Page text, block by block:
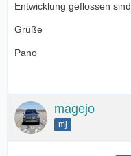
Entwicklung geflossen sind.
Grüße
Pano
magejo
mj